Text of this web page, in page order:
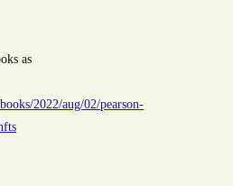
as
2022/aug/02/pearson-